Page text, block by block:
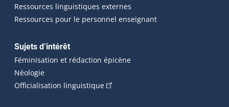
Ressources linguistiques externes
Ressources pour le personnel enseignant
Sujets d’intérêt
Féminisation et rédaction épicène
Néologie
Officialisation linguistique(Cet hyperlien externe s'ouvrira